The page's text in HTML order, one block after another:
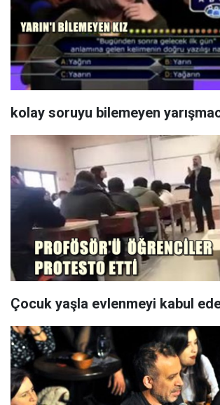
kolay soruyu bilemeyen
Çocuk yaşla evlenmeyi kabul